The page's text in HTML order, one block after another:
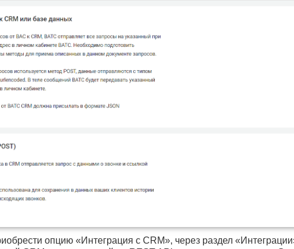
опцию «Интеграция с CRM», через раздел